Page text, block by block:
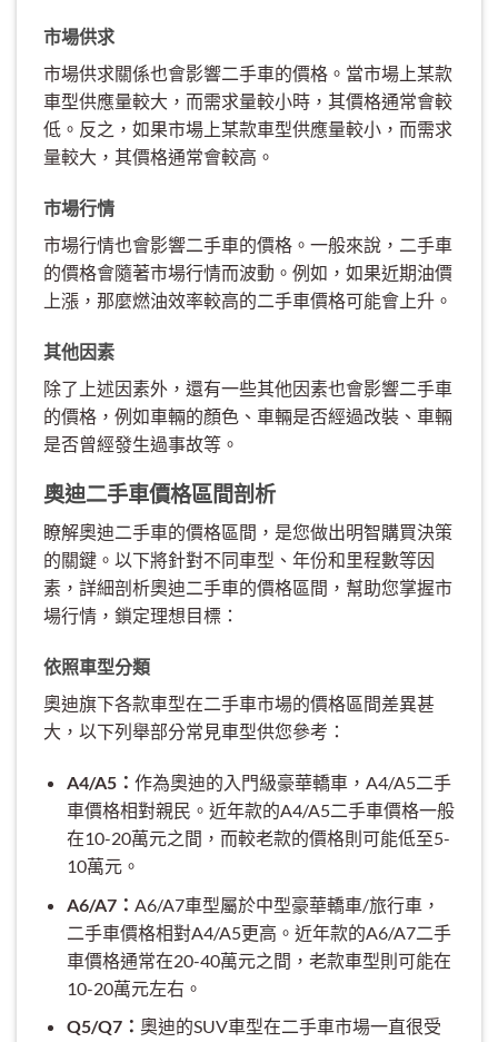
市場供求
市場供求關係也會影響二手車的價格。當市場上某款
車型供應量較大，而需求量較小時，其價格通常會較
低。反之，如果市場上某款車型供應量較小，而需求
量較大，其價格通常會較高。
市場行情
市場行情也會影響二手車的價格。一般來說，二手車
的價格會隨著市場行情而波動。例如，如果近期油價
上漲，那麼燃油效率較高的二手車價格可能會上升。
其他因素
除了上述因素外，還有一些其他因素也會影響二手車
的價格，例如車輛的顏色、車輛是否經過改裝、車輛
是否曾經發生過事故等。
奧迪二手車價格區間剖析
瞭解奧迪二手車的價格區間，是您做出明智購買決策
的關鍵。以下將針對不同車型、年份和里程數等因
素，詳細剖析奧迪二手車的價格區間，幫助您掌握市
場行情，鎖定理想目標：
依照車型分類
奧迪旗下各款車型在二手車市場的價格區間差異甚
大，以下列舉部分常見車型供您參考：
A4/A5： 作為奧迪的入門級豪華轎車，A4/A5二手
車價格相對親民。近年款的A4/A5二手車價格一般
在10-20萬元之間，而較老款的價格則可能低至5-
10萬元。
A6/A7： A6/A7車型屬於中型豪華轎車/旅行車，
二手車價格相對A4/A5更高。近年款的A6/A7二手
車價格通常在20-40萬元之間，老款車型則可能在
10-20萬元左右。
Q5/Q7： 奧迪的SUV車型在二手車市場一直很受